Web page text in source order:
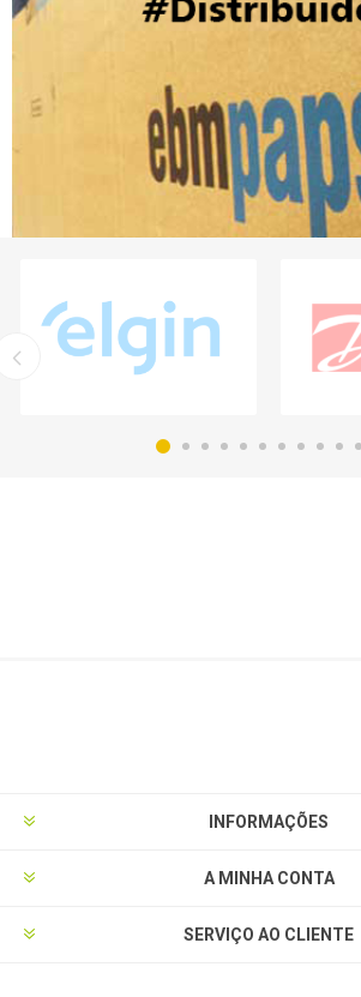
INFORMAÇÕES
A MINHA CONTA
SERVIÇO AO CLIENTE